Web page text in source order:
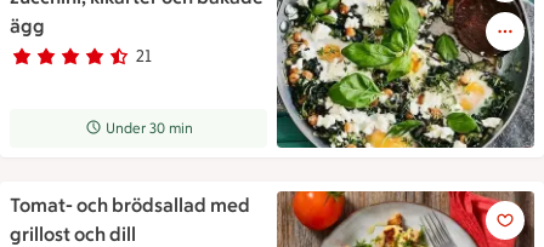
ägg
Betyg 4.5 av 5. 21
21 personer har röstat
Receptet tar Under 30 min att tillaga
Under 30 min
Tomat- och brödsallad med
grillost och dill
Grillost blandad i en sallad